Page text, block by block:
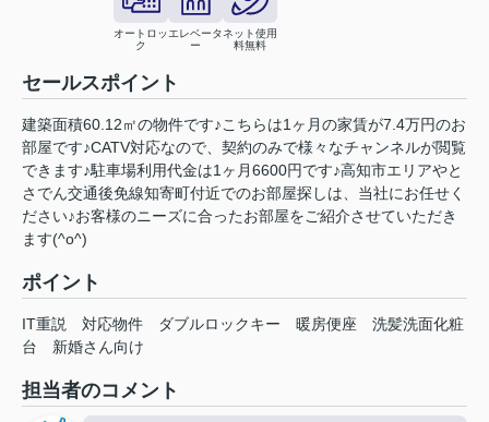
オートロッ
ク
エレベータ
ー
ネット使用
料無料
セールスポイント
建築面積60.12㎡の物件です♪こちらは1ヶ月の家賃が7.4万円のお
部屋です♪CATV対応なので、契約のみで様々なチャンネルが閲覧
できます♪駐車場利用代金は1ヶ月6600円です♪高知市エリアやと
さでん交通後免線知寄町付近でのお部屋探しは、当社にお任せく
ださい♪お客様のニーズに合ったお部屋をご紹介させていただき
ます(^o^)
ポイント
IT重説 対応物件 ダブルロックキー 暖房便座
洗髪洗面化粧
台
新婚さん向け
担当者のコメント